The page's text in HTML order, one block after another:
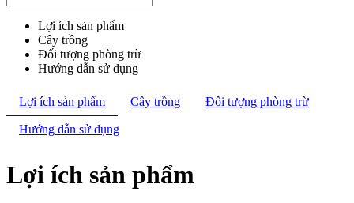
Lợi ích sản phẩm
Cây trồng
Đối tượng phòng trừ
Hướng dẫn sử dụng
Lợi ích sản phẩm Cây trồng Đối tượng phòng trừ
Hướng dẫn sử dụng
Lợi ích sản phẩm